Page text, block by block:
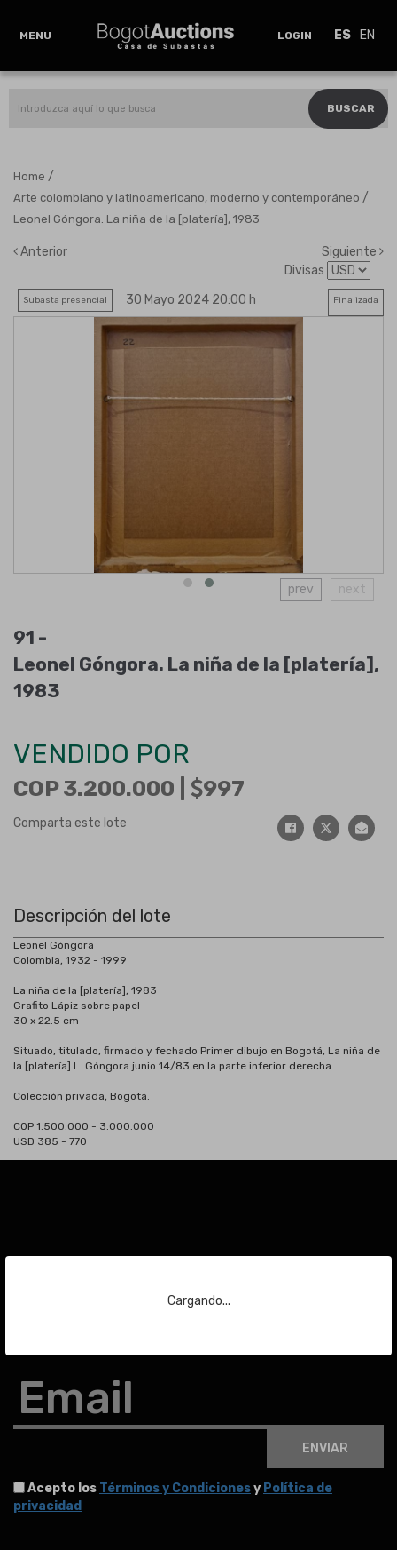
Cargando...
MENU LOGIN ES EN
BUSCAR
Home /
Arte colombiano y latinoamericano, moderno y contemporáneo /
Leonel Góngora. La niña de la [platería], 1983
Anterior
Siguiente
Divisas
Subasta presencial 30 Mayo 2024 20:00 h Finalizada
prev next
91 -
Leonel Góngora. La niña de la [platería],
1983
VENDIDO POR
COP 3.200.000 | 997
Comparta este lote
Descripción del lote
Leonel Góngora
Colombia, 1932 - 1999
La niña de la [platería], 1983
Grafito Lápiz sobre papel
30 x 22.5 cm
Situado, titulado, firmado y fechado Primer dibujo en Bogotá, La niña de
la [platería] L. Góngora junio 14/83 en la parte inferior derecha.
Colección privada, Bogotá.
COP 1.500.000 - 3.000.000
USD 385 - 770
Suscríbase a nuestra
Email
ENVIAR
Acepto los Términos y Condicionesy Política de
privacidad